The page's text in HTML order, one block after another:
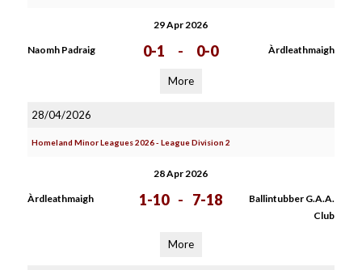
29 Apr 2026
Naomh Padraig 0-1 - 0-0 Àrdleathmaigh
More
28/04/2026
Homeland Minor Leagues 2026 - League Division 2
28 Apr 2026
Àrdleathmaigh 1-10 - 7-18
Ballintubber G.A.A.
Club
More